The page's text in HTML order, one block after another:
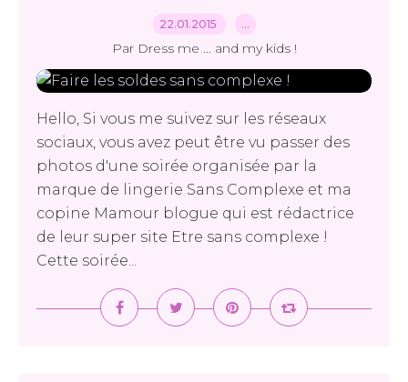
22.01.2015 …
Par Dress me ... and my kids !
Hello, Si vous me suivez sur les réseaux
sociaux, vous avez peut être vu passer des
photos d'une soirée organisée par la
marque de lingerie Sans Complexe et ma
copine Mamour blogue qui est rédactrice
de leur super site Etre sans complexe !
Cette soirée...